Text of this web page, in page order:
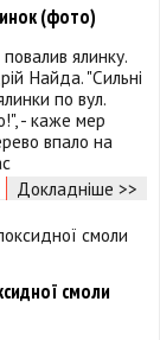
(фото)
повалив ялинку.
Найда. "Сильні
по вул.
- каже мер
впало на
Докладніше >>
смоли